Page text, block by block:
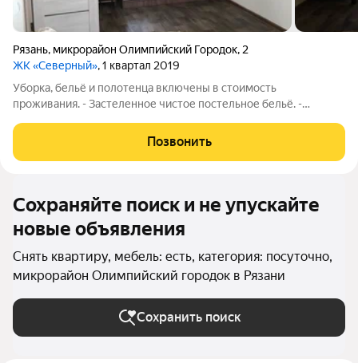
Рязань, микрорайон Олимпийский Городок, 2
ЖК «Северный», 1 квартал 2019
Уборка, бельё и полотенца включены в стоимость
проживания. - Застеленное чистое постельное бельё. -
телевизор/кабельное телевидение. - Бесплатный,
высокоскоростной Wi-Fi. - Оборудованная кухня,
Позвонить
Сохраняйте поиск и не упускайте
новые объявления
Снять квартиру, мебель: есть, категория: посуточно,
микрорайон Олимпийский городок в Рязани
Сохранить поиск